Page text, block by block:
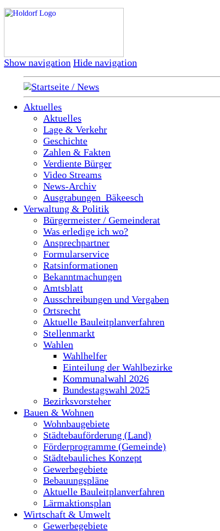
Show navigation Hide navigation
Startseite / News
Aktuelles
Aktuelles
Lage & Verkehr
Geschichte
Zahlen & Fakten
Verdiente Bürger
Video Streams
News-Archiv
Ausgrabungen_Bäkeesch
Verwaltung & Politik
Bürgermeister / Gemeinderat
Was erledige ich wo?
Ansprechpartner
Formularservice
Ratsinformationen
Bekanntmachungen
Amtsblatt
Ausschreibungen und Vergaben
Ortsrecht
Aktuelle Bauleitplanverfahren
Stellenmarkt
Wahlen
Wahlhelfer
Einteilung der Wahlbezirke
Kommunalwahl 2026
Bundestagswahl 2025
Bezirksvorsteher
Bauen & Wohnen
Wohnbaugebiete
Städtebauförderung (Land)
Förderprogramme (Gemeinde)
Städtebauliches Konzept
Gewerbegebiete
Bebauungspläne
Aktuelle Bauleitplanverfahren
Lärmaktionsplan
Wirtschaft & Umwelt
Gewerbegebiete